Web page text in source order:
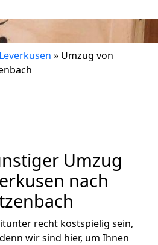
» Umzug von
Umzug
nach
recht kostspielig sein,
wir sind hier, um Ihnen